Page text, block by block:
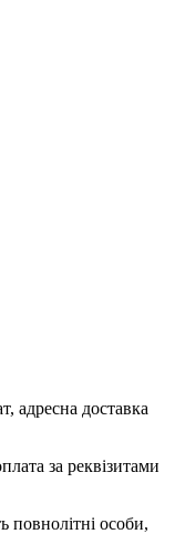
адресна доставка
за реквізитами
особи,